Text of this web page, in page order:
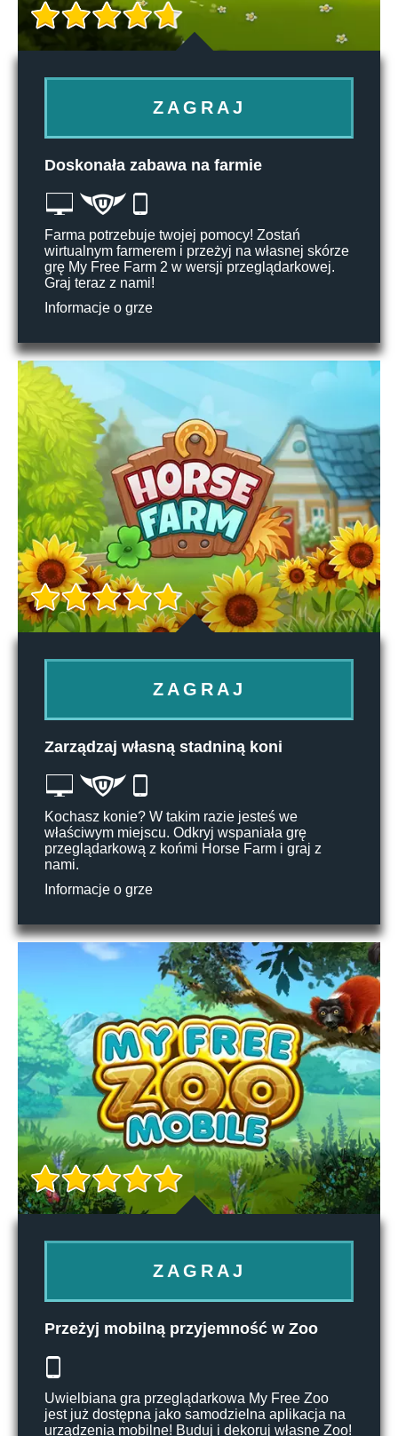
ZAGRAJ
Doskonała zabawa na farmie
Farma potrzebuje twojej pomocy! Zostań
wirtualnym farmerem i przeżyj na własnej skórze
grę My Free Farm 2 w wersji przeglądarkowej.
Graj teraz z nami!
Informacje o grze
ZAGRAJ
Zarządzaj własną stadniną koni
Kochasz konie? W takim razie jesteś we
właściwym miejscu. Odkryj wspaniała grę
przeglądarkową z końmi Horse Farm i graj z
nami.
Informacje o grze
ZAGRAJ
Przeżyj mobilną przyjemność w Zoo
Uwielbiana gra przeglądarkowa My Free Zoo
jest już dostępna jako samodzielna aplikacja na
urządzenia mobilne! Buduj i dekoruj własne Zoo!